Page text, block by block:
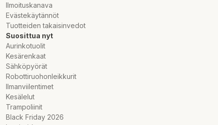
Ilmoituskanava
Evästekäytännöt
Tuotteiden takaisinvedot
Suosittua nyt
Aurinkotuolit
Kesärenkaat
Sähköpyörät
Robottiruohonleikkurit
Ilmanviilentimet
Kesälelut
Trampoliinit
Black Friday 2026